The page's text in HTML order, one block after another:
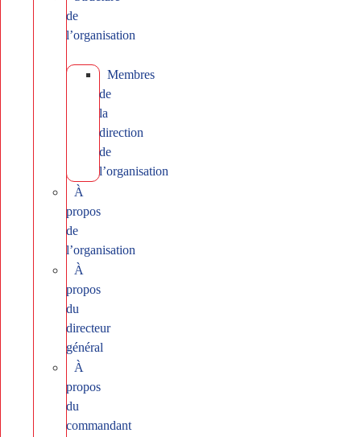
de
l’organisation
Membres
de
la
direction
de
l’organisation
À
propos
de
l’organisation
À
propos
du
directeur
général
À
propos
du
commandant